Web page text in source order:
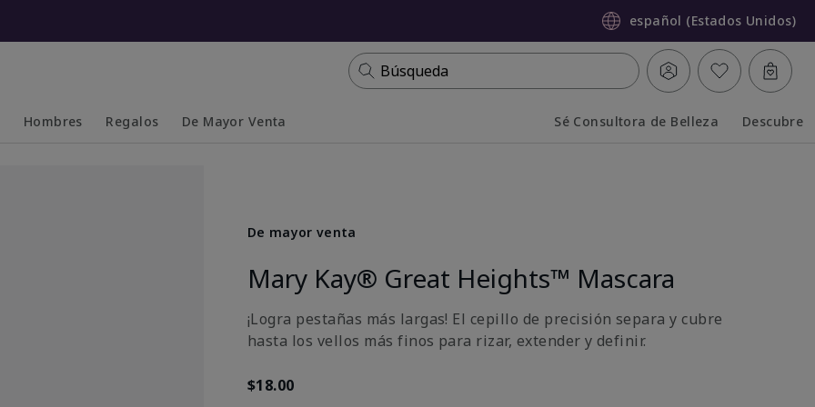
español (Estados Unidos)
Búsqueda
Hombres Regalos De Mayor Venta Sé Consultora de Belleza Descubre
De mayor venta
Mary Kay® Great Heights™ Mascara
¡Logra pestañas más largas! El cepillo de precisión separa y cubre
hasta los vellos más finos para rizar, extender y definir.
$18.00